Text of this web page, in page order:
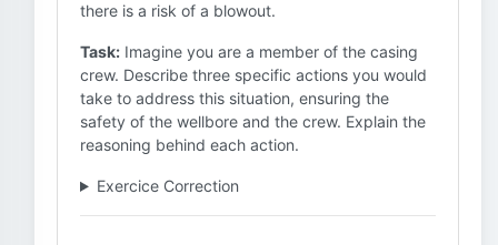
there is a risk of a blowout.
Task: Imagine you are a member of the casing
crew. Describe three specific actions you would
take to address this situation, ensuring the
safety of the wellbore and the crew. Explain the
reasoning behind each action.
Exercice Correction